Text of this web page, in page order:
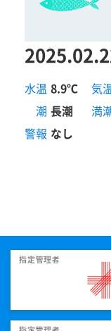
水温 8.9℃ 気
潮 長潮 満
警報 なし